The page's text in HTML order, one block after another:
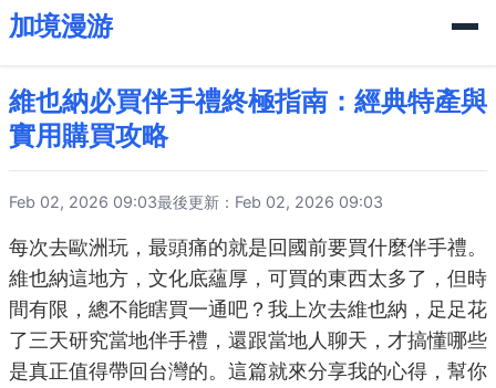
加境漫游
維也納必買伴手禮終極指南：經典特產與
實用購買攻略
Feb 02, 2026 09:03最後更新：Feb 02, 2026 09:03
每次去歐洲玩，最頭痛的就是回國前要買什麼伴手禮。
維也納這地方，文化底蘊厚，可買的東西太多了，但時
間有限，總不能瞎買一通吧？我上次去維也納，足足花
了三天研究當地伴手禮，還跟當地人聊天，才搞懂哪些
是真正值得帶回台灣的。這篇就來分享我的心得，幫你